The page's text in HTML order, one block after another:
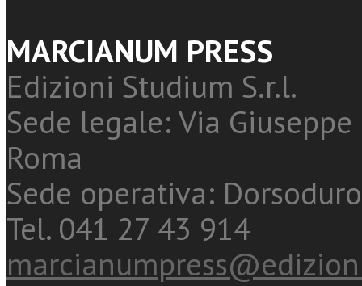
MARCIANUM PRESS
Edizioni Studium S.r.l.
Sede legale: Via
Roma
Sede operativa:
Tel. 041 27 43 914